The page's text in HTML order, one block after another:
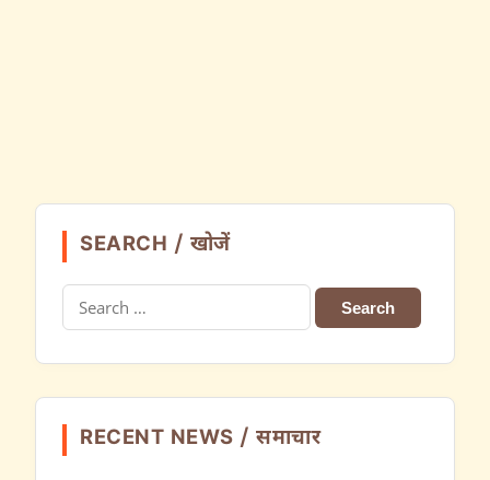
SEARCH / खोजें
for:
RECENT NEWS / समाचार